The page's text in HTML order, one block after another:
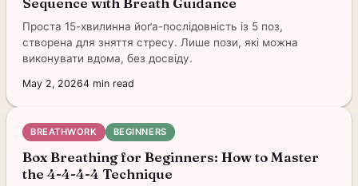
Sequence with Breath Guidance
Проста 15-хвилинна йоґа-послідовність із 5 поз,
створена для зняття стресу. Лише пози, які можна
виконувати вдома, без досвіду.
May 2, 20264 min read
BREATHWORK BEGINNERS
Box Breathing for Beginners: How to Master
the 4-4-4-4 Technique